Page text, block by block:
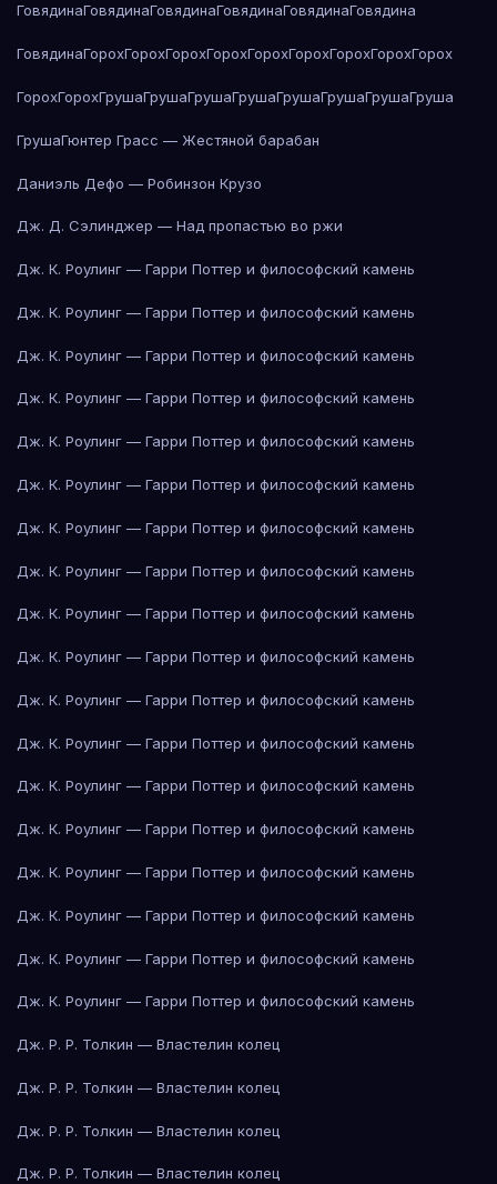
ГовядинаГовядинаГовядинаГовядинаГовядинаГовядина
ГовядинаГорохГорохГорохГорохГорохГорохГорохГорохГорох
ГорохГорохГрушаГрушаГрушаГрушаГрушаГрушаГрушаГруша
ГрушаГюнтер Грасс — Жестяной барабан
Даниэль Дефо — Робинзон Крузо
Дж. Д. Сэлинджер — Над пропастью во ржи
Дж. К. Роулинг — Гарри Поттер и философский камень
Дж. К. Роулинг — Гарри Поттер и философский камень
Дж. К. Роулинг — Гарри Поттер и философский камень
Дж. К. Роулинг — Гарри Поттер и философский камень
Дж. К. Роулинг — Гарри Поттер и философский камень
Дж. К. Роулинг — Гарри Поттер и философский камень
Дж. К. Роулинг — Гарри Поттер и философский камень
Дж. К. Роулинг — Гарри Поттер и философский камень
Дж. К. Роулинг — Гарри Поттер и философский камень
Дж. К. Роулинг — Гарри Поттер и философский камень
Дж. К. Роулинг — Гарри Поттер и философский камень
Дж. К. Роулинг — Гарри Поттер и философский камень
Дж. К. Роулинг — Гарри Поттер и философский камень
Дж. К. Роулинг — Гарри Поттер и философский камень
Дж. К. Роулинг — Гарри Поттер и философский камень
Дж. К. Роулинг — Гарри Поттер и философский камень
Дж. К. Роулинг — Гарри Поттер и философский камень
Дж. К. Роулинг — Гарри Поттер и философский камень
Дж. Р. Р. Толкин — Властелин колец
Дж. Р. Р. Толкин — Властелин колец
Дж. Р. Р. Толкин — Властелин колец
Дж. Р. Р. Толкин — Властелин колец